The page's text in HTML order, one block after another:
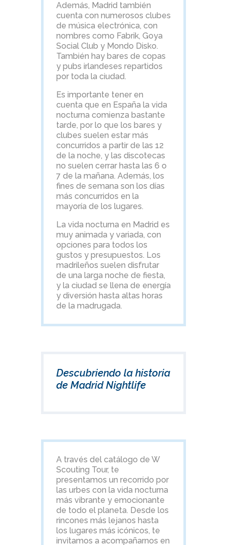
Además, Madrid también
cuenta con numerosos clubes
de música electrónica, con
nombres como Fabrik, Goya
Social Club y Mondo Disko.
También hay bares de copas
y pubs irlandeses repartidos
por toda la ciudad.
Es importante tener en
cuenta que en España la vida
nocturna comienza bastante
tarde, por lo que los bares y
clubes suelen estar más
concurridos a partir de las 12
de la noche, y las discotecas
no suelen cerrar hasta las 6 o
7 de la mañana. Además, los
fines de semana son los días
más concurridos en la
mayoría de los lugares.
La vida nocturna en Madrid es
muy animada y variada, con
opciones para todos los
gustos y presupuestos. Los
madrileños suelen disfrutar
de una larga noche de fiesta,
y la ciudad se llena de energía
y diversión hasta altas horas
de la madrugada.
Descubriendo la historia
de Madrid Nightlife
A través del catálogo de W
Scouting Tour, te
presentamos un recorrido por
las urbes con la vida nocturna
más vibrante y emocionante
de todo el planeta. Desde los
rincones más lejanos hasta
los lugares más icónicos, te
invitamos a acompañarnos en